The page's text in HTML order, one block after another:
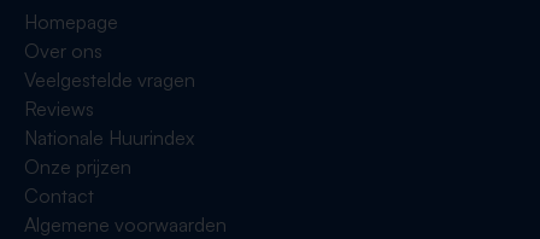
Homepage
Over ons
Veelgestelde vragen
Reviews
Nationale Huurindex
Onze prijzen
Contact
Algemene voorwaarden